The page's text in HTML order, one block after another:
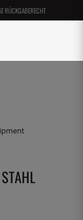
RÜCKGABERECHT